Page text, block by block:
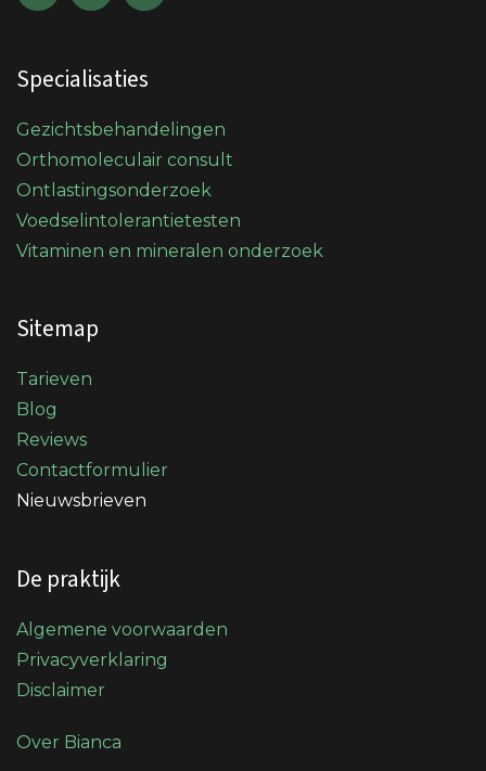
Specialisaties
Gezichtsbehandelingen
Orthomoleculair consult
Ontlastingsonderzoek
Voedselintolerantietesten
Vitaminen en mineralen onderzoek
Sitemap
Tarieven
Blog
Reviews
Contactformulier
Nieuwsbrieven
De praktijk
Algemene voorwaarden
Privacyverklaring
Disclaimer
Over Bianca